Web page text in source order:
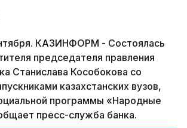
КАЗИНФОРМ - Состоялась
председателя правления
Станислава Кособокова со
казахстанских вузов,
программы «Народные
пресс-служба банка.